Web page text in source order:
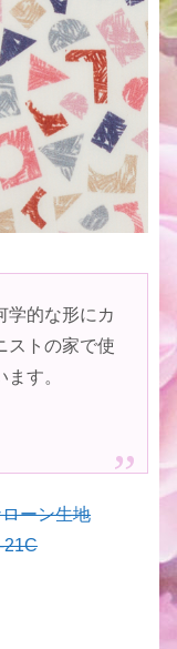
学的な形にカ
ストの家で使
す。
ーン生地
21C